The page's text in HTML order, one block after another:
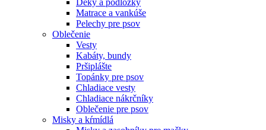
Matrace a vankúše
Pelechy pre psov
Oblečenie
Vesty
Kabáty, bundy
Pršiplášte
Topánky pre psov
Chladiace vesty
Chladiace nákrčníky
Oblečenie pre psov
Misky a kŕmídlá